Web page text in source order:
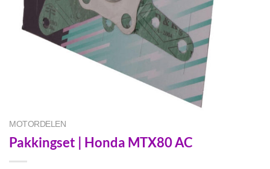
MOTORDELEN
Pakkingset | Honda MTX80 AC